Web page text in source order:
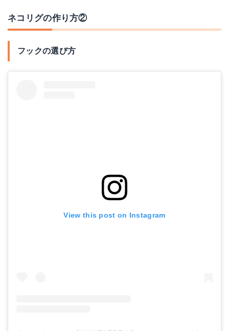
ネコリグの作り方②
フックの選び方
View this post on Instagram